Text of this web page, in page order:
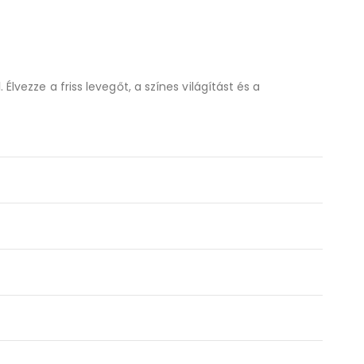
a friss levegőt, a színes világítást és a